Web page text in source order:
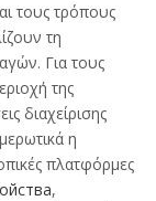
τους τρόπους
τη
Για τους
της
διαχείρισης
η
πλατφόρμες
,